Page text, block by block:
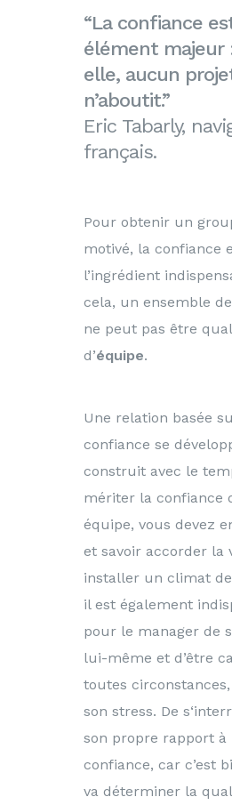
“La confiance
élément majeur
elle, aucun
n’aboutit.”
Eric Tabarly,
français.
Pour obtenir un
motivé, la confiance
l’ingrédient
cela, un ensemble
ne peut pas être
d’équipe.
Une relation basée
confiance se
construit avec le
mériter la confiance
équipe, vous devez
et savoir accorder la
installer un climat
il est également
pour le manager de
lui-même et d’être
toutes
son stress. De
son propre rapport à
confiance, car c’est
va déterminer la